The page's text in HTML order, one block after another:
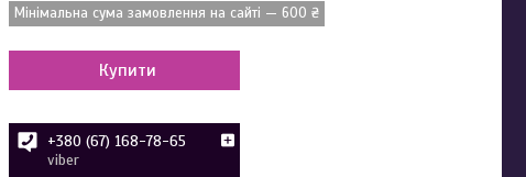
Мінімальна сума замовлення на сайті — 600 ₴
Купити
+380 (67) 168-78-65
viber